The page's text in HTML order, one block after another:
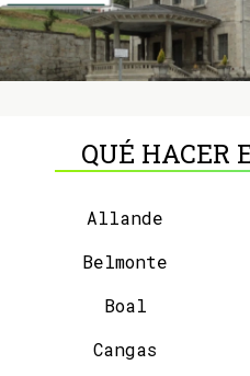
QUÉ HACER
Allande
Belmonte
Boal
Cangas